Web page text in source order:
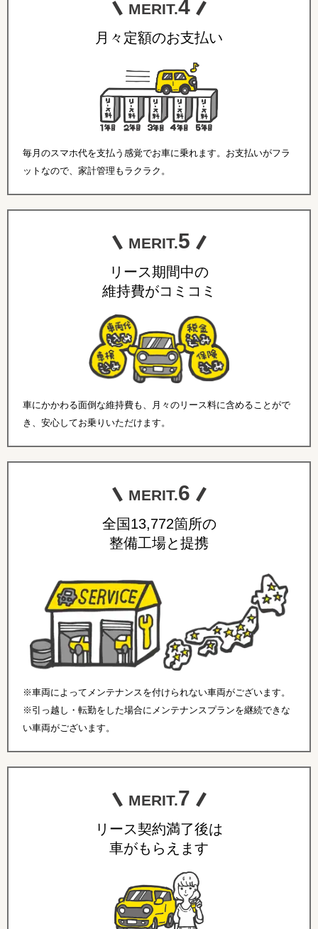
MERIT.4
月々定額のお支払い
毎月のスマホ代を支払う感覚でお車に乗れます。お支払いがフラ
ットなので、家計管理もラクラク。
MERIT.5
リース期間中の
維持費がコミコミ
車にかかわる面倒な維持費も、月々のリース料に含めることがで
き、安心してお乗りいただけます。
MERIT.6
全国13,772箇所の
整備工場と提携
※車両によってメンテナンスを付けられない車両がございます。
※引っ越し・転勤をした場合にメンテナンスプランを継続できな
い車両がございます。
MERIT.7
リース契約満了後は
車がもらえます